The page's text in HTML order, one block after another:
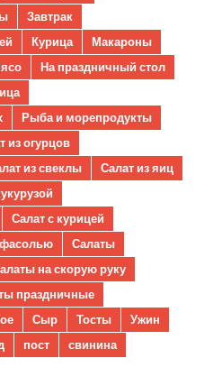
Завтрак
Курица
Макароны
На праздничный стол
Рыба и морепродукты
из огурцов
из свеклы
Салат из яиц
Салат с курицей
фасолью
Салаты
на скорую руку
праздничные
Сыр Тосты
Ужин
пост свинина